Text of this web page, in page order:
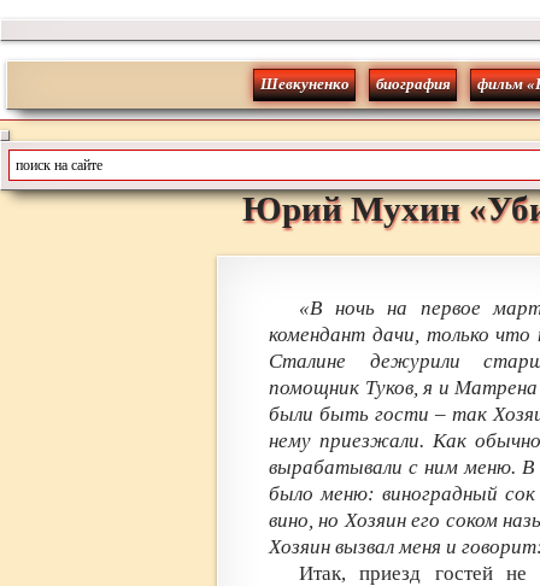
Шевкуненко биография фильм
Юрий Мухин«
«В ночь на первое
комендант дачи, только
Сталине дежурили
помощник Туков, я и
были быть гости – так
нему приезжали. Как
вырабатывали с ним меню. В
было меню: виноградный
вино, но Хозяин его соком
Хозяин вызвал меня и
Итак, приезд гостей